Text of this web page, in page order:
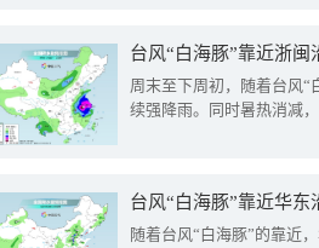
台风“白海豚”靠近浙
周末至下周初，随着台风“
续强降雨。同时暑热消减
台风“白海豚”靠近华
随着台风“白海豚”的靠近